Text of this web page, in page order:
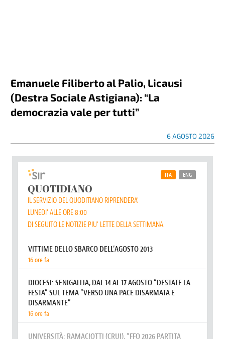
Emanuele Filiberto al Palio, Licausi
(Destra Sociale Astigiana): “La
democrazia vale per tutti”
6 AGOSTO 2026